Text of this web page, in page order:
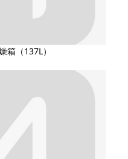
箱（137L）